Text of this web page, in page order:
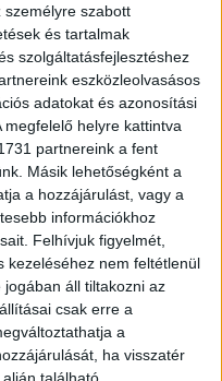
személyre szabott
és tartalmak
szolgáltatásfejlesztéshez
eszközleolvasásos
adatokat és azonosítási
helyre kattintva
partnereink a fent
Másik lehetőségként a
a hozzájárulást, vagy a
információkhoz
Felhívjuk figyelmét,
kezeléséhez nem feltétlenül
áll tiltakozni az
csak erre a
a
ha visszatér